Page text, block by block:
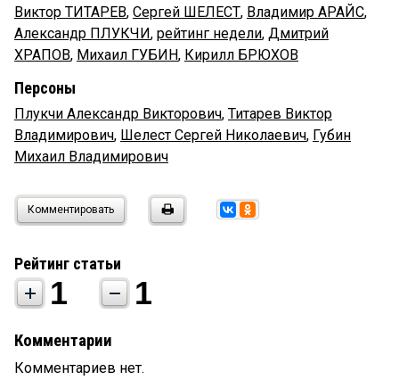
Виктор ТИТАРЕВ, Сергей ШЕЛЕСТ, Владимир АРАЙС,
Александр ПЛУКЧИ, рейтинг недели, Дмитрий
ХРАПОВ, Михаил ГУБИН, Кирилл БРЮХОВ
Персоны
Плукчи Александр Викторович, Титарев Виктор
Владимирович, Шелест Сергей Николаевич, Губин
Михаил Владимирович
Комментировать
Рейтинг статьи
1 1
Комментарии
Комментариев нет.